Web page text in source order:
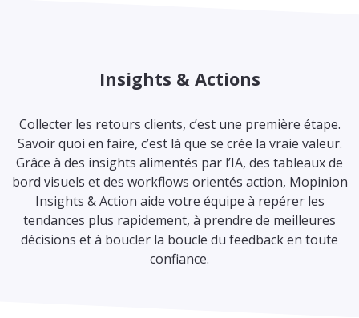
Insights & Actions
Collecter les retours clients, c’est une première étape.
Savoir quoi en faire, c’est là que se crée la vraie valeur.
Grâce à des insights alimentés par l’IA, des tableaux de
bord visuels et des workflows orientés action, Mopinion
Insights & Action aide votre équipe à repérer les
tendances plus rapidement, à prendre de meilleures
décisions et à boucler la boucle du feedback en toute
confiance.